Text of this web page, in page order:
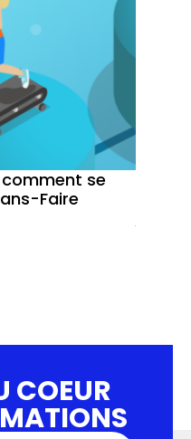
comment se
Faire
COEUR